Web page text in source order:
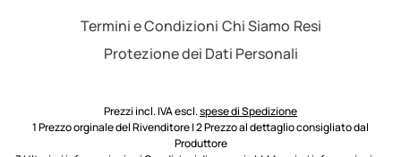
Termini e Condizioni Chi Siamo Resi
Protezione dei Dati Personali
Prezzi incl. IVA escl.spese di Spedizione
1 Prezzo orginale del Rivenditore | 2 Prezzo al dettaglio consigliato dal
Produttore